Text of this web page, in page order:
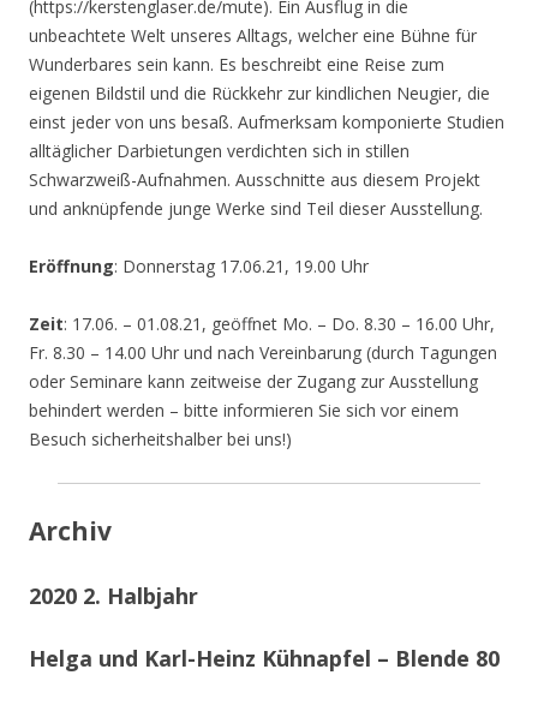
(https://kerstenglaser.de/mute). Ein Ausflug in die
unbeachtete Welt unseres Alltags, welcher eine Bühne für
Wunderbares sein kann. Es beschreibt eine Reise zum
eigenen Bildstil und die Rückkehr zur kindlichen Neugier, die
einst jeder von uns besaß. Aufmerksam komponierte Studien
alltäglicher Darbietungen verdichten sich in stillen
Schwarzweiß-Aufnahmen. Ausschnitte aus diesem Projekt
und anknüpfende junge Werke sind Teil dieser Ausstellung.
Eröffnung: Donnerstag 17.06.21, 19.00 Uhr
Zeit: 17.06. – 01.08.21, geöffnet Mo. – Do. 8.30 – 16.00 Uhr,
Fr. 8.30 – 14.00 Uhr und nach Vereinbarung (durch Tagungen
oder Seminare kann zeitweise der Zugang zur Ausstellung
behindert werden – bitte informieren Sie sich vor einem
Besuch sicherheitshalber bei uns!)
Archiv
2020 2. Halbjahr
Helga und Karl-Heinz Kühnapfel – Blende 80